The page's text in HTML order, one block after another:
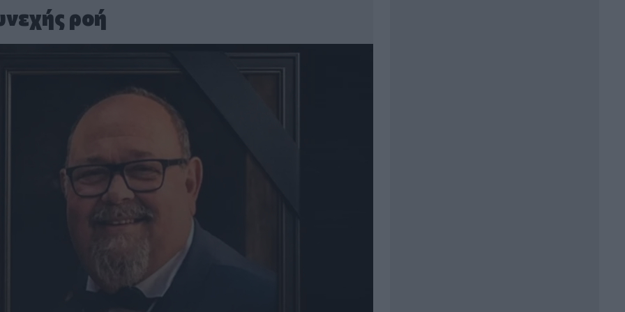
ροή